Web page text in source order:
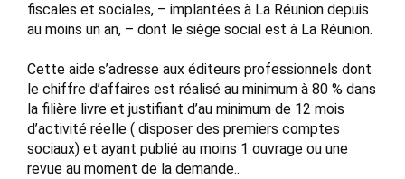
fiscales et sociales, – implantées à La Réunion depuis
au moins un an, – dont le siège social est à La Réunion.
Cette aide s’adresse aux éditeurs professionnels dont
le chiffre d’affaires est réalisé au minimum à 80 % dans
la filière livre et justifiant d’au minimum de 12 mois
d’activité réelle ( disposer des premiers comptes
sociaux) et ayant publié au moins 1 ouvrage ou une
revue au moment de la demande..